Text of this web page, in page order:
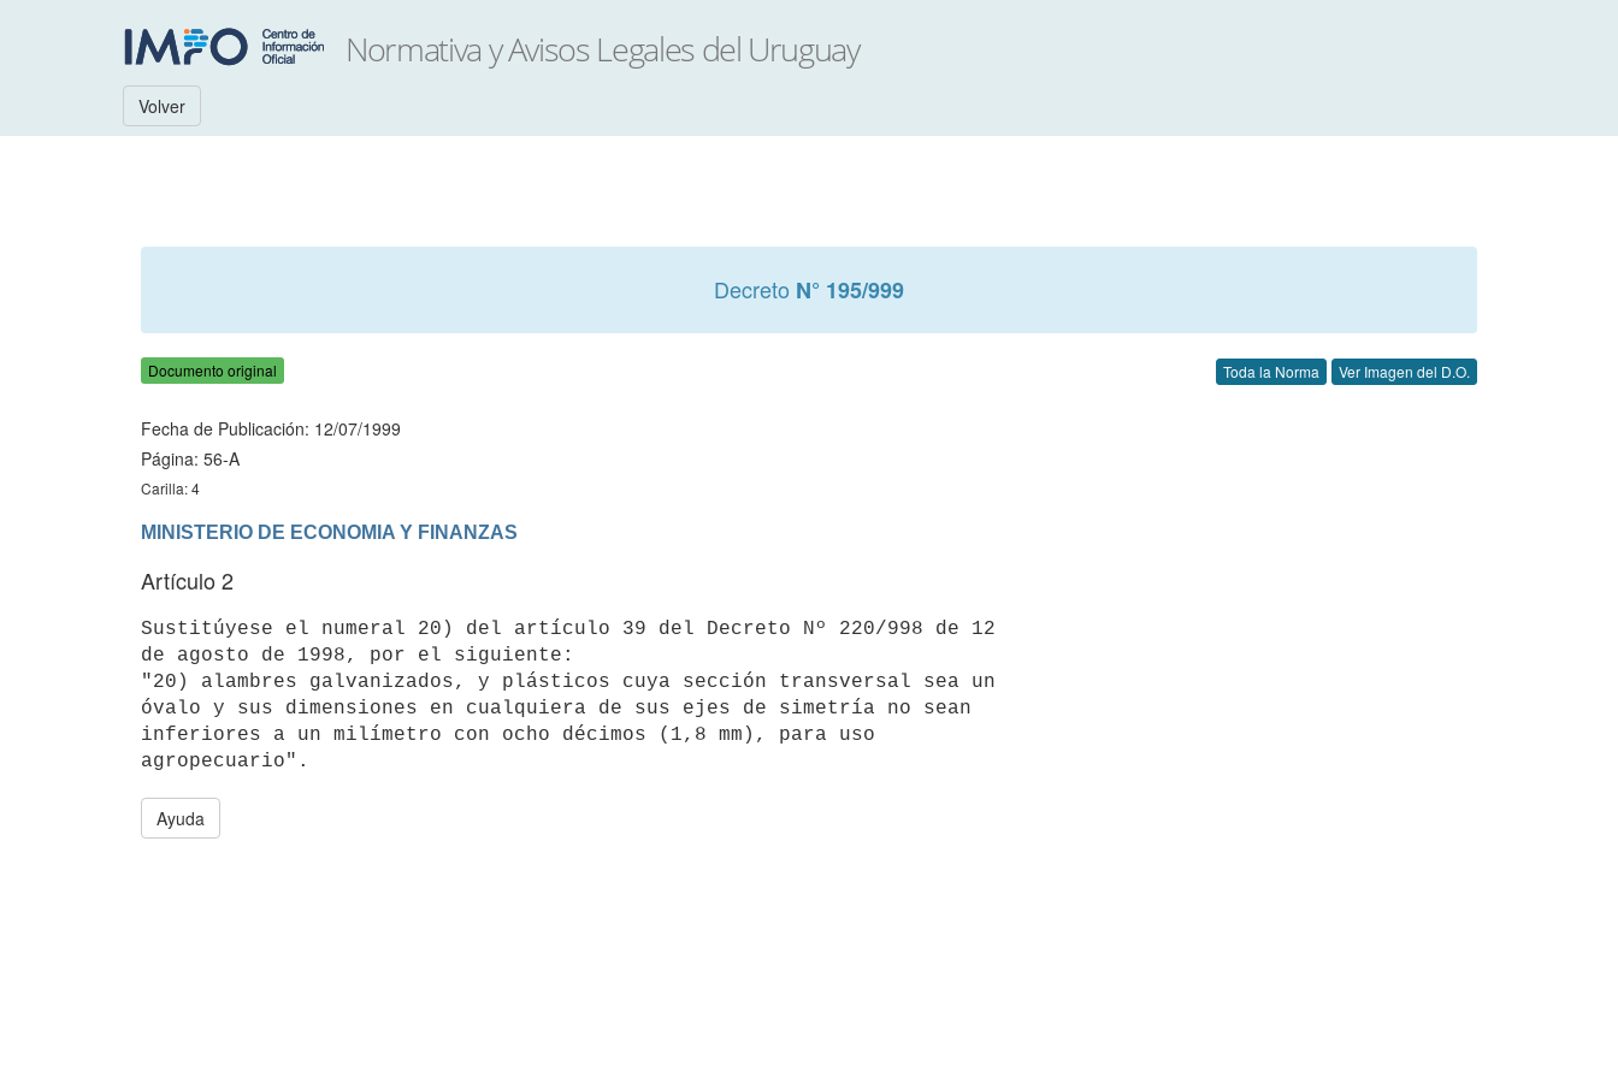
Volver
Decreto N° 195/999
Documento original Toda la Norma Ver Imagen del D.O.
Fecha de Publicación: 12/07/1999
Página: 56-A
Carilla: 4
Artículo 2
Sustitúyese el numeral 20) del artículo 39 del Decreto Nº 220/998 de 12
de agosto de 1998, por el siguiente:
"20) alambres galvanizados, y plásticos cuya sección transversal sea un
óvalo y sus dimensiones en cualquiera de sus ejes de simetría no sean
inferiores a un milímetro con ocho décimos (1,8 mm), para uso
Ayuda